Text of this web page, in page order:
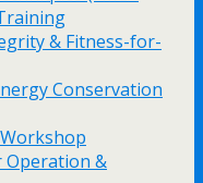
& Fitness-for-
Conservation
&